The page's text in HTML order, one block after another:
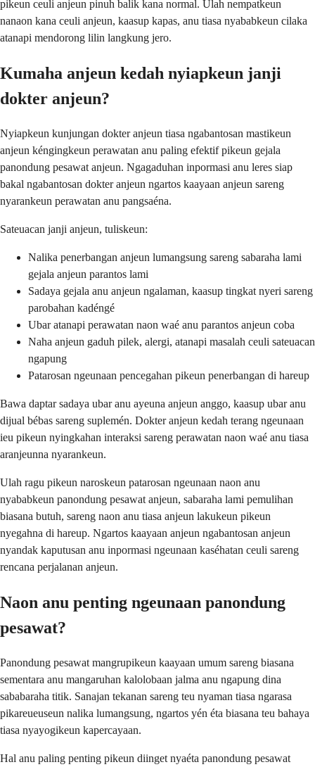
pikeun ceuli anjeun pinuh balik kana normal. Ulah nempatkeun
nanaon kana ceuli anjeun, kaasup kapas, anu tiasa nyababkeun cilaka
atanapi mendorong lilin langkung jero.
Kumaha anjeun kedah nyiapkeun janji
dokter anjeun?
Nyiapkeun kunjungan dokter anjeun tiasa ngabantosan mastikeun
anjeun kéngingkeun perawatan anu paling efektif pikeun gejala
panondung pesawat anjeun. Ngagaduhan inpormasi anu leres siap
bakal ngabantosan dokter anjeun ngartos kaayaan anjeun sareng
nyarankeun perawatan anu pangsaéna.
Sateuacan janji anjeun, tuliskeun:
Nalika penerbangan anjeun lumangsung sareng sabaraha lami
gejala anjeun parantos lami
Sadaya gejala anu anjeun ngalaman, kaasup tingkat nyeri sareng
parobahan kadéngé
Ubar atanapi perawatan naon waé anu parantos anjeun coba
Naha anjeun gaduh pilek, alergi, atanapi masalah ceuli sateuacan
ngapung
Patarosan ngeunaan pencegahan pikeun penerbangan di hareup
Bawa daptar sadaya ubar anu ayeuna anjeun anggo, kaasup ubar anu
dijual bébas sareng suplemén. Dokter anjeun kedah terang ngeunaan
ieu pikeun nyingkahan interaksi sareng perawatan naon waé anu tiasa
aranjeunna nyarankeun.
Ulah ragu pikeun naroskeun patarosan ngeunaan naon anu
nyababkeun panondung pesawat anjeun, sabaraha lami pemulihan
biasana butuh, sareng naon anu tiasa anjeun lakukeun pikeun
nyegahna di hareup. Ngartos kaayaan anjeun ngabantosan anjeun
nyandak kaputusan anu inpormasi ngeunaan kaséhatan ceuli sareng
rencana perjalanan anjeun.
Naon anu penting ngeunaan panondung
pesawat?
Panondung pesawat mangrupikeun kaayaan umum sareng biasana
sementara anu mangaruhan kalolobaan jalma anu ngapung dina
sababaraha titik. Sanajan tekanan sareng teu nyaman tiasa ngarasa
pikareueuseun nalika lumangsung, ngartos yén éta biasana teu bahaya
tiasa nyayogikeun kapercayaan.
Hal anu paling penting pikeun diinget nyaéta panondung pesawat